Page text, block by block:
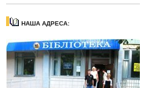
НАША АДРЕСА: